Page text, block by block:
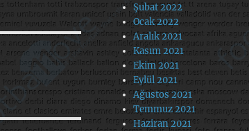
Şubat 2022
Ocak 2022
Aralık 2021
Kasım 2021
Ekim 2021
Eylül 2021
Ağustos 2021
Temmuz 2021
Haziran 2021